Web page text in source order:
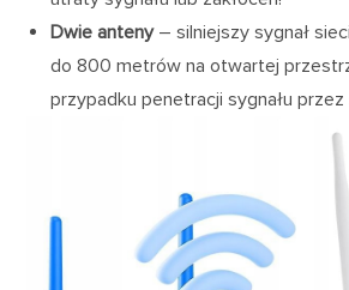
Dwie anteny– silniejszy sygnał
do 800 metrów na otwartej
przypadku penetracji sygnału przez